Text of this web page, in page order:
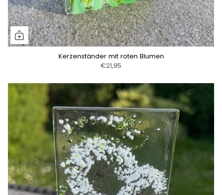
Kerzenständer mit roten Blumen
€21,95